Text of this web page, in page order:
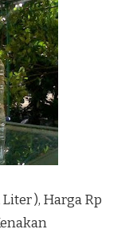
), Harga Rp